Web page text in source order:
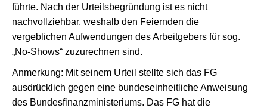
führte. Nach der Urteilsbegründung ist es nicht
nachvollziehbar, weshalb den Feiernden die
vergeblichen Aufwendungen des Arbeitgebers für sog.
„No-Shows“ zuzurechnen sind.
Anmerkung: Mit seinem Urteil stellte sich das FG
ausdrücklich gegen eine bundeseinheitliche Anweisung
des Bundesfinanzministeriums. Das FG hat die